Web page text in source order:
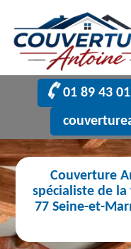
01 89 43
Couverture
spécialiste de
77 Seine-et-